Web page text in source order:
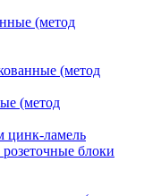
(метод
(метод
(метод
цинк-ламель
блоки